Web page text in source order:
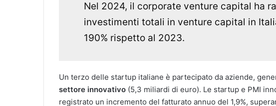
Nel 2024, il corporate venture capital ha
investimenti totali in venture capital in
190% rispetto al 2023.
Un terzo delle startup italiane è partecipato da aziende,
settore innovativo (5,3 miliardi di euro). Le startup e PMI
registrato un incremento del fatturato annuo del 1,9%,